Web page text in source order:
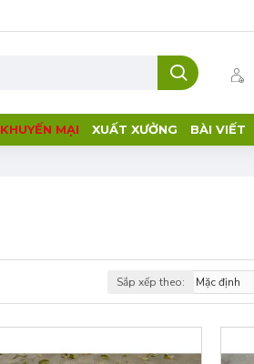
KHUYẾN MẠI XUẤT XƯỞNG BÀI VIẾT
Sắp xếp theo: